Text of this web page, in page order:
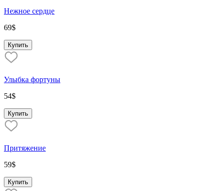
Нежное сердце
69$
Купить
Улыбка фортуны
54$
Купить
Притяжение
59$
Купить